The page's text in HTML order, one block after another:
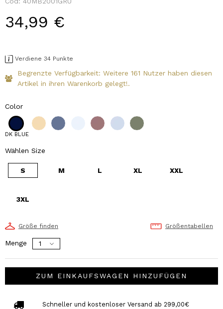
34,99 €
Verdiene 34 Punkte
Begrenzte Verfügbarkeit: Weitere 161 Nutzer haben diesen
Artikel in ihren Warenkorb gelegt!.
Color
DK BLUE
Wählen Size
S M L XL XXL
3XL
Größe finden Größentabellen
Menge
ZUM EINKAUFSWAGEN HINZUFÜGEN
Schneller und kostenloser Versand ab 299,00€